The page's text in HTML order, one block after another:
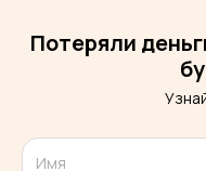
Потеряли